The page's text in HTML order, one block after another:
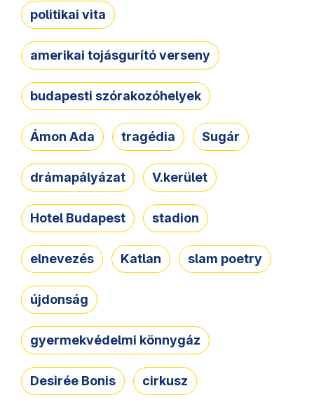
politikai vita
amerikai tojásgurító verseny
budapesti szórakozóhelyek
Ámon Ada tragédia Sugár
drámapályázat V.kerület
Hotel Budapest stadion
elnevezés Katlan slam poetry
újdonság
gyermekvédelmi könnygáz
Desirée Bonis cirkusz